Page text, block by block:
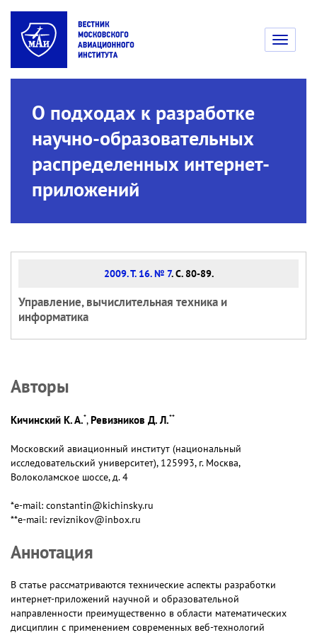
Toggle
О подходах к разработке
научно-образовательных
распределенных интернет-
приложений
2009. Т. 16. № 7. С. 80-89.
Управление, вычислительная техника и
информатика
Авторы
Кичинский К. А.*,Ревизников Д. Л.**
Московский авиационный институт (национальный
исследовательский университет), 125993, г. Москва,
Волоколамское шоссе, д. 4
*e-mail: constantin@kichinsky.ru
**e-mail: reviznikov@inbox.ru
Аннотация
В статье рассматриваются технические аспекты разработки
интернет-приложений научной и образовательной
направленности преимущественно в области математических
дисциплин с применением современных веб-технологий